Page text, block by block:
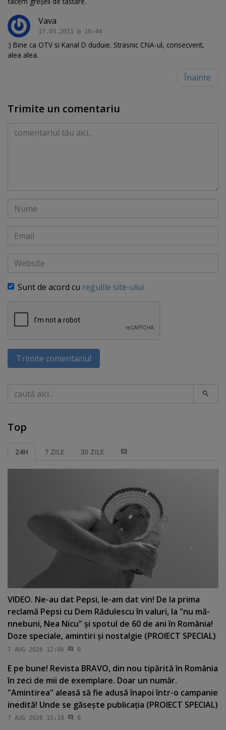
Vava
17.03.2011 @ 10:44
:) Bine ca OTV si Kanal D duduie. Strasnic CNA-ul, consecvent,
alea alea.
Înainte
Trimite un comentariu
Comentariu
Nume
Email
Website
Sunt de acord cu regulile site-ului
Trimite comentariul
Caută
Top
24H 7 ZILE 30 ZILE
VIDEO. Ne-au dat Pepsi, le-am dat vin! De la prima
reclamă Pepsi cu Dem Rădulescu în valuri, la "nu mă-
nnebuni, Nea Nicu" şi spotul de 60 de ani în România!
Doze speciale, amintiri şi nostalgie (PROIECT SPECIAL)
7 AUG 2026 12:06 0
E pe bune! Revista BRAVO, din nou tipărită în România
în zeci de mii de exemplare. Doar un număr.
"Amintirea" aleasă să fie adusă înapoi într-o campanie
inedită! Unde se găseşte publicaţia (PROIECT SPECIAL)
7 AUG 2026 15:19 0